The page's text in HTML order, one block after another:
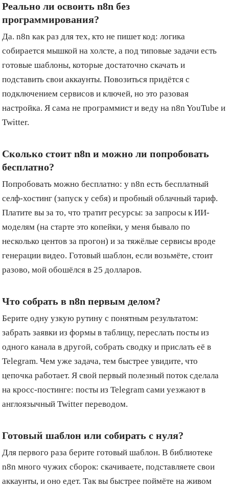
Реально ли освоить n8n без
программирования?
Да. n8n как раз для тех, кто не пишет код: логика
собирается мышкой на холсте, а под типовые задачи есть
готовые шаблоны, которые достаточно скачать и
подставить свои аккаунты. Повозиться придётся с
подключением сервисов и ключей, но это разовая
настройка. Я сама не программист и веду на n8n YouTube и
Twitter.
Сколько стоит n8n и можно ли попробовать
бесплатно?
Попробовать можно бесплатно: у n8n есть бесплатный
селф-хостинг (запуск у себя) и пробный облачный тариф.
Платите вы за то, что тратит ресурсы: за запросы к ИИ-
моделям (на старте это копейки, у меня бывало по
несколько центов за прогон) и за тяжёлые сервисы вроде
генерации видео. Готовый шаблон, если возьмёте, стоит
разово, мой обошёлся в 25 долларов.
Что собрать в n8n первым делом?
Берите одну узкую рутину с понятным результатом:
забрать заявки из формы в таблицу, переслать посты из
одного канала в другой, собрать сводку и прислать её в
Telegram. Чем уже задача, тем быстрее увидите, что
цепочка работает. Я свой первый полезный поток сделала
на кросс-постинге: посты из Telegram сами уезжают в
англоязычный Twitter переводом.
Готовый шаблон или собирать с нуля?
Для первого раза берите готовый шаблон. В библиотеке
n8n много чужих сборок: скачиваете, подставляете свои
аккаунты, и оно едет. Так вы быстрее поймёте на живом